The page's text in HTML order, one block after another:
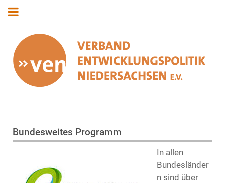
Bundesweites Programm
In allen
Bundesländer
n sind über